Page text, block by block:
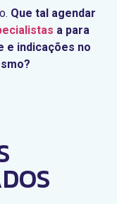
Que tal agendar
a para
e indicações no